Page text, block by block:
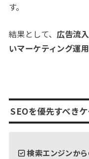
す。
結果として、 広告流
いマーケティング運
SEOを優先すべき
検索エンジンか